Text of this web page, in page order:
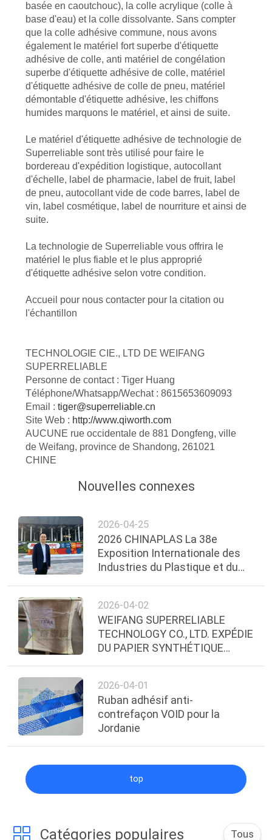
basée en caoutchouc), la colle acrylique (colle à
base d'eau) et la colle dissolvante. Sans compter
que la colle adhésive commune, nous avons
également le matériel fort superbe d'étiquette
adhésive de colle, anti matériel de congélation
superbe d'étiquette adhésive de colle, matériel
d'étiquette adhésive de colle de pneu, matériel
démontable d'étiquette adhésive, les chiffons
humides marquons le matériel, et ainsi de suite.
Le matériel d'étiquette adhésive de technologie de
Superreliable sont très utilisé pour faire le
bordereau d'expédition logistique, autocollant
d'échelle, label de pharmacie, label de fruit, label
de pneu, autocollant vide de code barres, label de
vin, label cosmétique, label de nourriture et ainsi de
suite.
La technologie de Superreliable vous offrira le
matériel le plus fiable et le plus approprié
d'étiquette adhésive selon votre condition.
Accueil pour nous contacter pour la citation ou
l'échantillon
TECHNOLOGIE CIE., LTD DE WEIFANG
SUPERRELIABLE
Personne de contact : Tiger Huang
Téléphone/Whatsapp/Wechat : 8615653609093
Email : tiger@superreliable.cn
Site Web : http://www.qiworth.com
AUCUNE rue occidentale de 881 Dongfeng, ville
de Weifang, province de Shandong, 261021
CHINE
Nouvelles connexes
2026-04-25
2026 CHINAPLAS La 38e
Exposition Internationale des
Industries du Plastique et du
2026-04-02
WEIFANG SUPERRELIABLE
TECHNOLOGY CO., LTD. EXPÉDIE
DU PAPIER SYNTHÉTIQUE
CONGÉLATION EN ÉQUATEUR
2026-04-01
Ruban adhésif anti-
contrefaçon VOID pour la
Jordanie
top
Catégories populaires Tous